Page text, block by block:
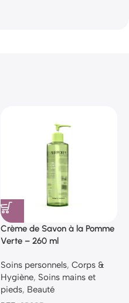
Crème de Savon à la Pomme
Verte – 260 ml
Soins personnels, Corps &
Hygiène, Soins mains et
pieds, Beauté